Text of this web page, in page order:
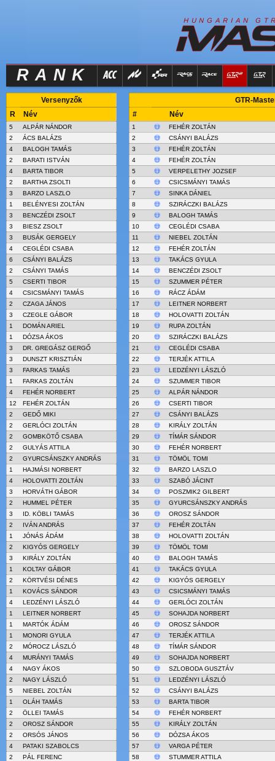
H U N G A R I A N G T
RANK
Versenyzők
R
Név
5
ALPÁR NÁNDOR
2
ÁCS BALÁZS
4
BALOGH TAMÁS
2
BARATI ISTVÁN
4
BARTA TIBOR
2
BARTHA ZSOLTI
3
BARZO LASZLO
1
BELÉNYESI ZOLTÁN
3
BENCZÉDI ZSOLT
3
BIESZ ZSOLT
3
BUSÁK GERGELY
4
CEGLÉDI CSABA
6
CSÁNYI BALÁZS
2
CSÁNYI TAMÁS
5
CSERTI TIBOR
4
CSICSMÁNYI TAMÁS
2
CZAGA JÁNOS
3
CZEGLE GÁBOR
1
DOMÁN ARIEL
1
DÓZSA ÁKOS
3
DR. GREGÁSZ GERGŐ
3
DUNSZT KRISZTIÁN
3
FARKAS TAMÁS
1
FARKAS ZOLTÁN
4
FEHÉR NORBERT
12
FEHÉR ZOLTÁN
2
GEDŐ MIKI
2
GERLÓCI ZOLTÁN
2
GOMBKÖTŐ CSABA
2
GULYÁS ATTILA
2
GYURCSÁNSZKY ANDRÁS
1
HAJMÁSI NORBERT
4
HOLOVATTI ZOLTÁN
3
HORVÁTH GÁBOR
2
HUMMEL PÉTER
3
ID. KÖBLI TAMÁS
2
IVÁN ANDRÁS
1
JÓNÁS ÁDÁM
2
KIGYÓS GERGELY
3
KIRÁLY ZOLTÁN
1
KOLTAY GÁBOR
2
KÖRTVÉSI DÉNES
1
KOVÁCS SÁNDOR
4
LEDZÉNYI LÁSZLÓ
1
LEITNER NORBERT
1
MARTÓK ÁDÁM
1
MONORI GYULA
2
MÓROCZ LÁSZLÓ
4
MURÁNYI TAMÁS
4
NAGY ÁKOS
2
NAGY LÁSZLÓ
5
NIEBEL ZOLTÁN
1
OLÁH TAMÁS
2
ÖLLEI TAMÁS
2
OROSZ SÁNDOR
2
ORSÓS JÁNOS
4
PATAKI SZABOLCS
2
PÁL FERENC
GTR-
#
Név
1
FEHÉR ZOLTÁN
2
CSÁNYI BALÁZS
3
FEHÉR ZOLTÁN
4
FEHÉR ZOLTÁN
5
VERPELETHY JOZSEF
6
CSICSMÁNYI TAMÁS
7
SINKA DÁNIEL
8
SZIRÁCZKI BALÁZS
9
BALOGH TAMÁS
10
CEGLÉDI CSABA
11
NIEBEL ZOLTÁN
12
FEHÉR ZOLTÁN
13
TAKÁCS GYULA
14
BENCZÉDI ZSOLT
15
SZUMMER PÉTER
16
RÁCZ ÁDÁM
17
LEITNER NORBERT
18
HOLOVATTI ZOLTÁN
19
RUPA ZOLTÁN
20
SZIRÁCZKI BALÁZS
21
CEGLÉDI CSABA
22
TERJÉK ATTILA
23
LEDZÉNYI LÁSZLÓ
24
SZUMMER TIBOR
25
ALPÁR NÁNDOR
26
CSERTI TIBOR
27
CSÁNYI BALÁZS
28
KIRÁLY ZOLTÁN
29
TÍMÁR SÁNDOR
30
FEHÉR NORBERT
31
TÖMÖL TOMI
32
BARZO LASZLO
33
SZABÓ JÁCINT
34
POSZMIK2 GILBERT
35
GYURCSÁNSZKY ANDRÁS
36
OROSZ SÁNDOR
37
FEHÉR ZOLTÁN
38
HOLOVATTI ZOLTÁN
39
TÖMÖL TOMI
40
BALOGH TAMÁS
41
TAKÁCS GYULA
42
KIGYÓS GERGELY
43
CSICSMÁNYI TAMÁS
44
GERLÓCI ZOLTÁN
45
SOHAJDA NORBERT
46
OROSZ SÁNDOR
47
TERJÉK ATTILA
48
TÍMÁR SÁNDOR
49
SOHAJDA NORBERT
50
SZLOBODA GUSZTÁV
51
LEDZÉNYI LÁSZLÓ
52
CSÁNYI BALÁZS
53
BARTA TIBOR
54
FEHÉR NORBERT
55
KIRÁLY ZOLTÁN
56
DÓZSA ÁKOS
57
VARGA PÉTER
58
STUMMER ATTILA